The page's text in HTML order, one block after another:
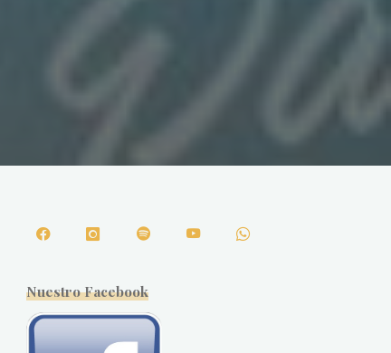
Nuestro Facebook